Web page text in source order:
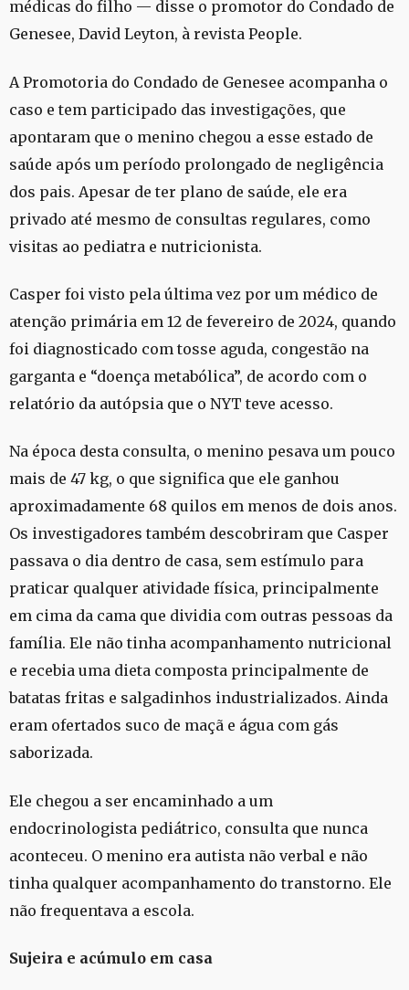
médicas do filho — disse o promotor do Condado de
Genesee, David Leyton, à revista People.
A Promotoria do Condado de Genesee acompanha o
caso e tem participado das investigações, que
apontaram que o menino chegou a esse estado de
saúde após um período prolongado de negligência
dos pais. Apesar de ter plano de saúde, ele era
privado até mesmo de consultas regulares, como
visitas ao pediatra e nutricionista.
Casper foi visto pela última vez por um médico de
atenção primária em 12 de fevereiro de 2024, quando
foi diagnosticado com tosse aguda, congestão na
garganta e “doença metabólica”, de acordo com o
relatório da autópsia que o NYT teve acesso.
Na época desta consulta, o menino pesava um pouco
mais de 47 kg, o que significa que ele ganhou
aproximadamente 68 quilos em menos de dois anos.
Os investigadores também descobriram que Casper
passava o dia dentro de casa, sem estímulo para
praticar qualquer atividade física, principalmente
em cima da cama que dividia com outras pessoas da
família. Ele não tinha acompanhamento nutricional
e recebia uma dieta composta principalmente de
batatas fritas e salgadinhos industrializados. Ainda
eram ofertados suco de maçã e água com gás
saborizada.
Ele chegou a ser encaminhado a um
endocrinologista pediátrico, consulta que nunca
aconteceu. O menino era autista não verbal e não
tinha qualquer acompanhamento do transtorno. Ele
não frequentava a escola.
Sujeira e acúmulo em casa